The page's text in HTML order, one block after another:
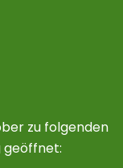
zu folgenden
geöffnet: